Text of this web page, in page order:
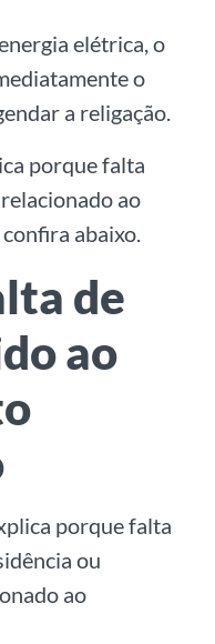
elétrica, o
o
a religação.
porque falta
ao
abaixo.
de
ao
porque falta
ou
ao